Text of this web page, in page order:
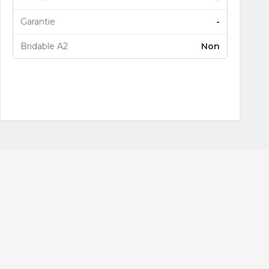
Garantie -
Bridable A2 Non